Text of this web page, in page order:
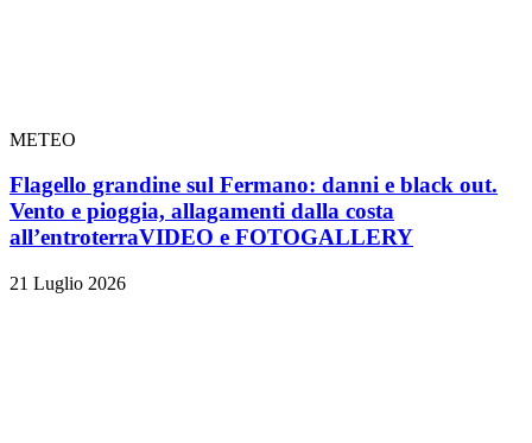
METEO
Flagello grandine sul Fermano: danni e black out.
Vento e pioggia, allagamenti dalla costa
all’entroterraVIDEO e FOTOGALLERY
21 Luglio 2026